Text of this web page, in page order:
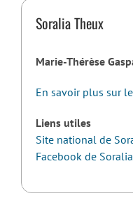
Soralia Theux
Marie-Thérèse
En savoir plus sur
Liens utiles
Site national de
Facebook de